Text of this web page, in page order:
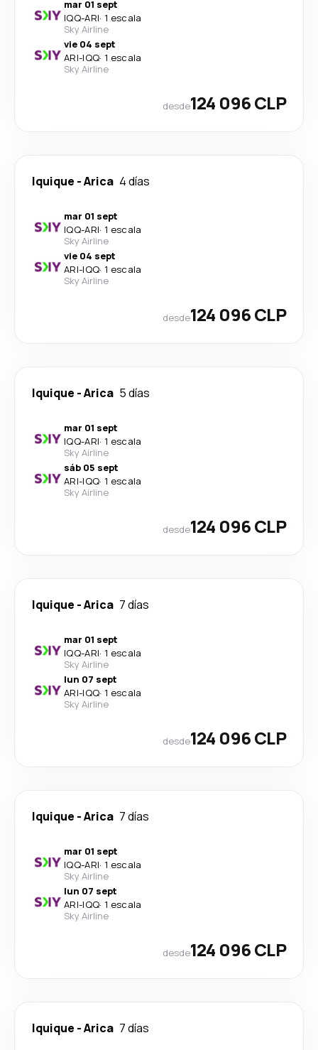
mar 01 sept
IQQ-ARI· 1 escala
Sky Airline
vie 04 sept
ARI-IQQ· 1 escala
Sky Airline
desde124 096 CLP
Iquique -Arica 4 días
mar 01 sept
IQQ-ARI· 1 escala
Sky Airline
vie 04 sept
ARI-IQQ· 1 escala
Sky Airline
desde124 096 CLP
Iquique -Arica 5 días
mar 01 sept
IQQ-ARI· 1 escala
Sky Airline
sáb 05 sept
ARI-IQQ· 1 escala
Sky Airline
desde124 096 CLP
Iquique -Arica 7 días
mar 01 sept
IQQ-ARI· 1 escala
Sky Airline
lun 07 sept
ARI-IQQ· 1 escala
Sky Airline
desde124 096 CLP
Iquique -Arica 7 días
mar 01 sept
IQQ-ARI· 1 escala
Sky Airline
lun 07 sept
ARI-IQQ· 1 escala
Sky Airline
desde124 096 CLP
Iquique -Arica 7 días